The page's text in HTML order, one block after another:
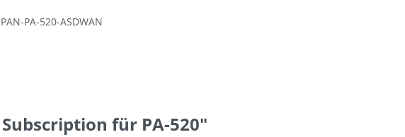
PAN-PA-520-ASDWAN
für PA-520"